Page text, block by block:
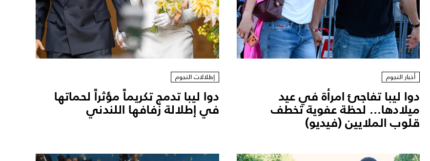
أخبار النجوم
دوا ليبا تفاجئ امرأة في عيد
ميلادها... لحظة عفوية تخطف
قلوب الملايين (فيديو)
إطلالات النجوم
دوا ليبا تدمج تكريماً مؤثراً لحماتها
في إطلالة زفافها اللندني